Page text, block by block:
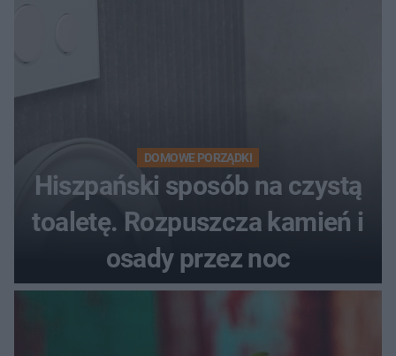
DOMOWE PORZĄDKI
Hiszpański sposób na czystą
toaletę. Rozpuszcza kamień i
osady przez noc